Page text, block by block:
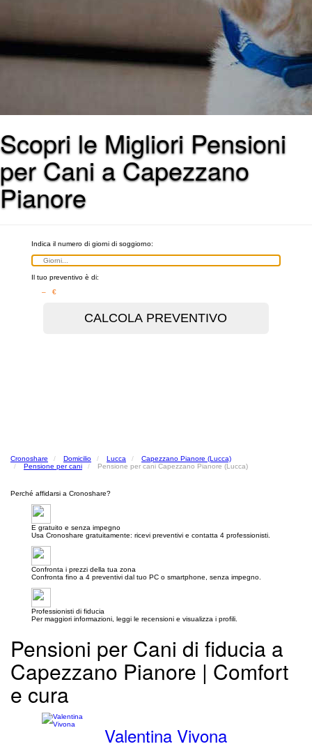
Scopri le Migliori Pensioni
per Cani a Capezzano
Pianore
Indica il numero di giorni di soggiorno:
Il tuo preventivo è di:
– €
Cronoshare Domicilio Lucca
Capezzano Pianore (Lucca)
Pensione per cani
Pensione per cani Capezzano Pianore (Lucca)
Perché affidarsi a Cronoshare?
E gratuito e senza impegno
Usa Cronoshare gratuitamente: ricevi preventivi e contatta 4 professionisti.
Confronta i prezzi della tua zona
Confronta fino a 4 preventivi dal tuo PC o smartphone, senza impegno.
Professionisti di fiducia
Per maggiori informazioni, leggi le recensioni e visualizza i profili.
Pensioni per Cani di fiducia a
Capezzano Pianore | Comfort
e cura
Valentina Vivona